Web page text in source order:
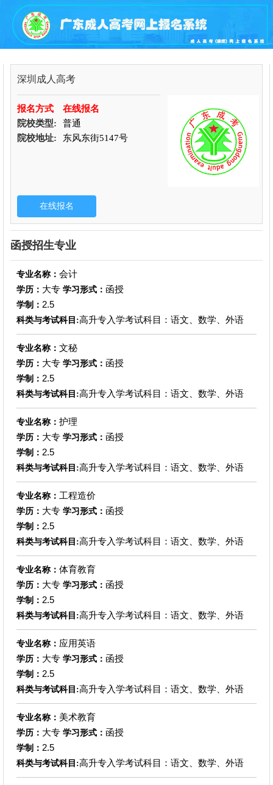
深圳成人高考
报名方式
在线报名
院校类型:
普通
院校地址:
东风东街5147号
函授招生专业
专业名称： 会计
学历： 大专 学习形式： 函授
学制： 2.5
科类与考试科目:高升专入学考试科目：语文、数学、外语
专业名称： 文秘
学历： 大专 学习形式： 函授
学制： 2.5
科类与考试科目:高升专入学考试科目：语文、数学、外语
专业名称： 护理
学历： 大专 学习形式： 函授
学制： 2.5
科类与考试科目:高升专入学考试科目：语文、数学、外语
专业名称： 工程造价
学历： 大专 学习形式： 函授
学制： 2.5
科类与考试科目:高升专入学考试科目：语文、数学、外语
专业名称： 体育教育
学历： 大专 学习形式： 函授
学制： 2.5
科类与考试科目:高升专入学考试科目：语文、数学、外语
专业名称： 应用英语
学历： 大专 学习形式： 函授
学制： 2.5
科类与考试科目:高升专入学考试科目：语文、数学、外语
专业名称： 美术教育
学历： 大专 学习形式： 函授
学制： 2.5
科类与考试科目:高升专入学考试科目：语文、数学、外语